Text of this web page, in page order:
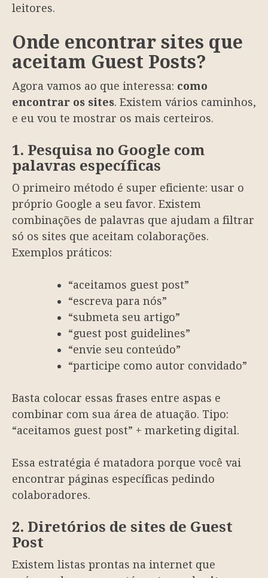
leitores.
Onde encontrar sites que
aceitam Guest Posts?
Agora vamos ao que interessa: como
encontrar os sites. Existem vários caminhos,
e eu vou te mostrar os mais certeiros.
1. Pesquisa no Google com
palavras específicas
O primeiro método é super eficiente: usar o
próprio Google a seu favor. Existem
combinações de palavras que ajudam a filtrar
só os sites que aceitam colaborações.
Exemplos práticos:
“aceitamos guest post”
“escreva para nós”
“submeta seu artigo”
“guest post guidelines”
“envie seu conteúdo”
“participe como autor convidado”
Basta colocar essas frases entre aspas e
combinar com sua área de atuação. Tipo:
“aceitamos guest post” + marketing digital.
Essa estratégia é matadora porque você vai
encontrar páginas específicas pedindo
colaboradores.
2. Diretórios de sites de Guest
Post
Existem listas prontas na internet que